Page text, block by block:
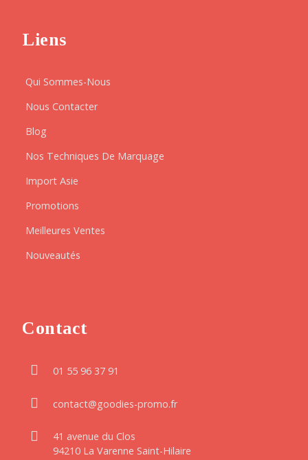
Liens
Qui Sommes-Nous
Nous Contacter
Blog
Nos Techniques De Marquage
Import Asie
Promotions
Meilleures Ventes
Nouveautés
Contact
01 55 96 37 91
contact@goodies-promo.fr
41 avenue du Clos
94210 La Varenne Saint-Hilaire